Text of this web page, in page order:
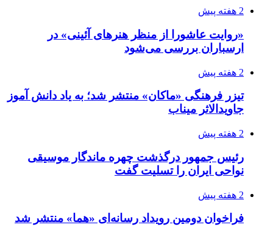
2 هفته پیش
«روایت عاشورا از منظر هنرهای آئینی» در
ارسباران بررسی می‌شود
2 هفته پیش
تیزر فرهنگی «ماکان» منتشر شد؛ به یاد دانش آموز
جاویدالاثر میناب
2 هفته پیش
رئیس جمهور درگذشت چهره ماندگار موسیقی
نواحی ایران را تسلیت گفت
2 هفته پیش
فراخوان دومین رویداد رسانه‌ای «هما» منتشر شد